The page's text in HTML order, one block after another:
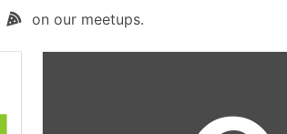
on our meetups.